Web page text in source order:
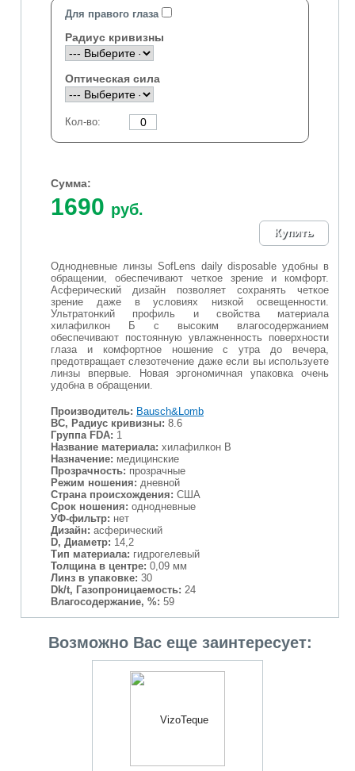
Для правого глаза
Радиус кривизны
Оптическая сила
Кол-во:
Сумма:
1690 руб.
Однодневные линзы SofLens daily disposable удобны в
обращении, обеспечивают четкое зрение и комфорт.
Асферический дизайн позволяет сохранять четкое
зрение даже в условиях низкой освещенности.
Ультратонкий профиль и свойства материала
хилафилкон Б с высоким влагосодержанием
обеспечивают постоянную увлажненность поверхности
глаза и комфортное ношение с утра до вечера,
предотвращает слезотечение даже если вы используете
линзы впервые. Новая эргономичная упаковка очень
удобна в обращении.
Производитель: Bausch&Lomb
BC, Радиус кривизны: 8.6
Группа FDA: 1
Название материала: хилафилкон В
Назначение: медицинские
Прозрачность: прозрачные
Режим ношения: дневной
Страна происхождения: США
Срок ношения: однодневные
УФ-фильтр: нет
Дизайн: асферический
D, Диаметр: 14,2
Тип материала: гидрогелевый
Толщина в центре: 0,09 мм
Линз в упаковке: 30
Dk/t, Газопроницаемость: 24
Влагосодержание, %: 59
Возможно Вас еще заинтересует: